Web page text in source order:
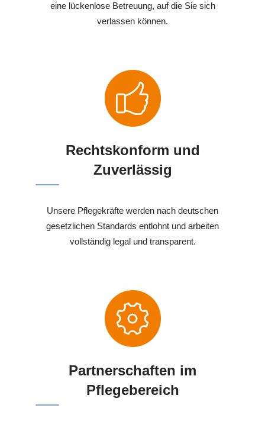
eine lückenlose Betreuung, auf die Sie sich
verlassen können.
Rechtskonform und
Zuverlässig
Unsere Pflegekräfte werden nach deutschen
gesetzlichen Standards entlohnt und arbeiten
vollständig legal und transparent.
Partnerschaften im
Pflegebereich